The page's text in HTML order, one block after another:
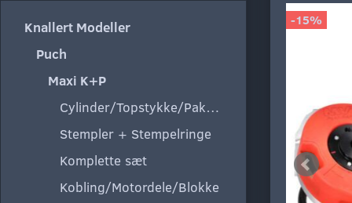
Knallert Modeller
Puch
Maxi K+P
Cylinder/Topstykke/Pakning
Stempler + Stempelringe
Komplette sæt
Kobling/Motordele/Blokke
-15%